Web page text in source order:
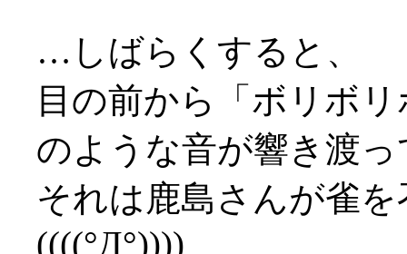
…しばらくすると、
目の前から「ボリボ
のような音が響き渡
それは鹿島さんが雀
((((°Д°))))